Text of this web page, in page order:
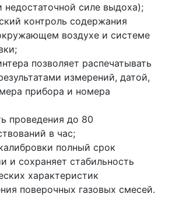
недостаточной силе выдоха);
контроль содержания
воздухе и системе
позволяет распечатывать
измерений, датой,
прибора и номера
проведения до 80
в час;
полный срок
и сохраняет стабильность
характеристик
поверочных газовых смесей.